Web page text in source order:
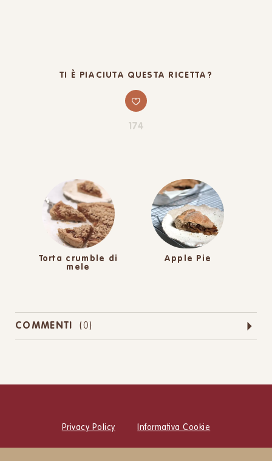
TI È PIACIUTA QUESTA RICETTA?
174
Torta crumble di
mele
Apple Pie
COMMENTI (0)
Privacy Policy Informativa Cookie